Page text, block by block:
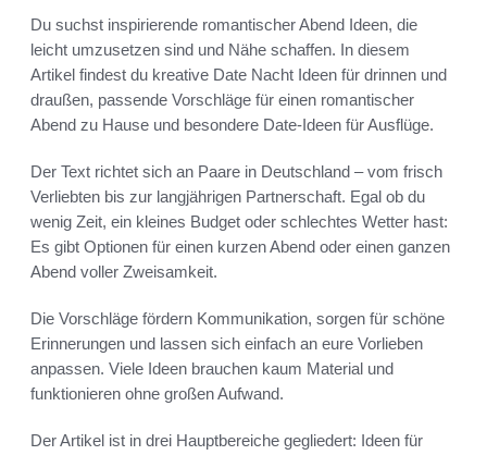
Du suchst inspirierende romantischer Abend Ideen, die
leicht umzusetzen sind und Nähe schaffen. In diesem
Artikel findest du kreative Date Nacht Ideen für drinnen und
draußen, passende Vorschläge für einen romantischer
Abend zu Hause und besondere Date-Ideen für Ausflüge.
Der Text richtet sich an Paare in Deutschland – vom frisch
Verliebten bis zur langjährigen Partnerschaft. Egal ob du
wenig Zeit, ein kleines Budget oder schlechtes Wetter hast:
Es gibt Optionen für einen kurzen Abend oder einen ganzen
Abend voller Zweisamkeit.
Die Vorschläge fördern Kommunikation, sorgen für schöne
Erinnerungen und lassen sich einfach an eure Vorlieben
anpassen. Viele Ideen brauchen kaum Material und
funktionieren ohne großen Aufwand.
Der Artikel ist in drei Hauptbereiche gegliedert: Ideen für